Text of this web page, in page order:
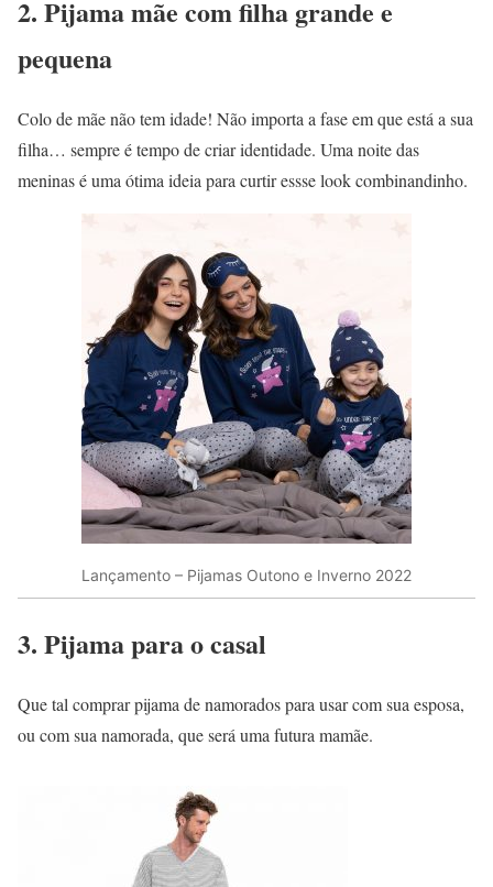
2. Pijama mãe com filha grande e
pequena
Colo de mãe não tem idade! Não importa a fase em que está a sua
filha… sempre é tempo de criar identidade. Uma noite das
meninas é uma ótima ideia para curtir essse look combinandinho.
Lançamento – Pijamas Outono e Inverno 2022
3. Pijama para o casal
Que tal comprar pijama de namorados para usar com sua esposa,
ou com sua namorada, que será uma futura mamãe.